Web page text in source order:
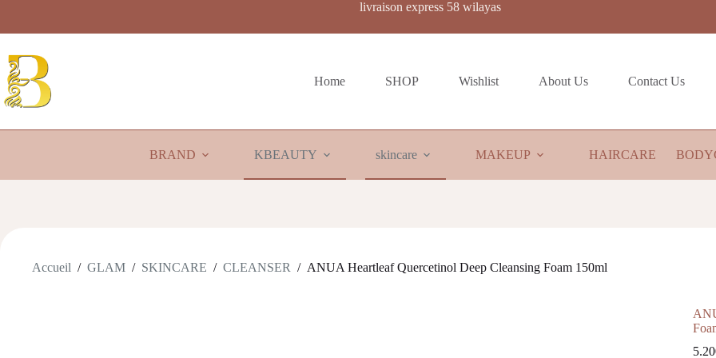
contenu
livraison express 58 wilayas
Home SHOP Wishlist About Us Contact Us
BRAND KBEAUTY skincare MAKEUP HAIRCARE
Accueil / GLAM / SKINCARE / CLEANSER / ANUA Heartleaf Quercetinol Deep Cleansing Foam 150ml